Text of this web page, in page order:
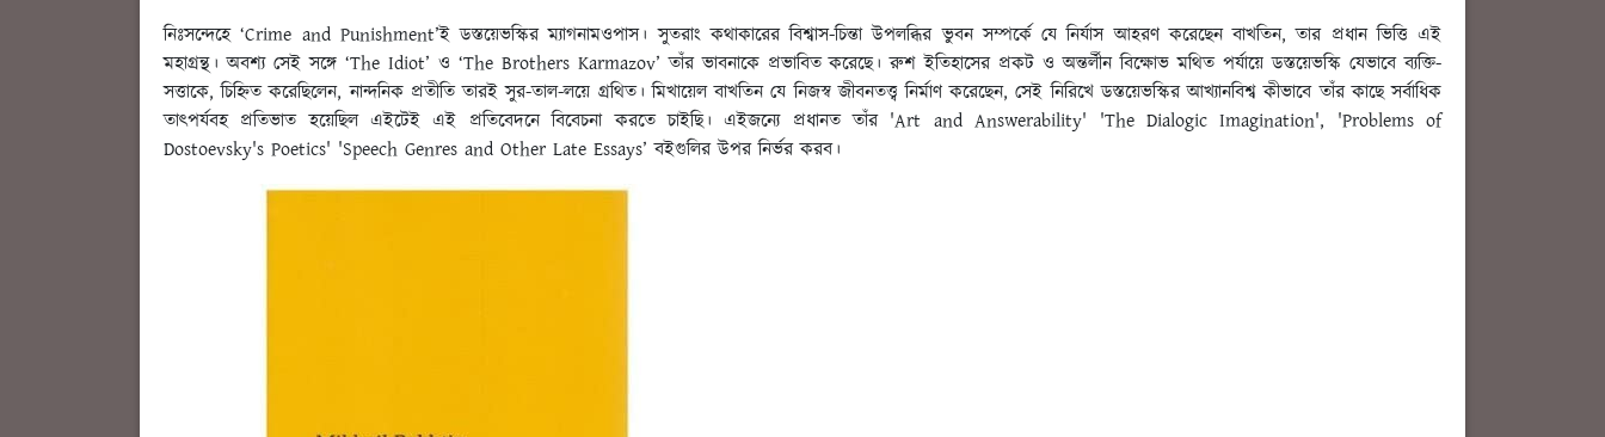
নিঃসন্দেহে ‘Crime and Punishment’ই ডস্তয়েভস্কির ম্যাগনামওপাস। সুতরাং কথাকারের বিশ্বাস-চিন্তা উপলব্ধির ভুবন সম্পর্কে যে নির্যাস আহরণ করেছেন বাখতিন, তার প্রধান ভিত্তি এই
মহাগ্রন্থ। অবশ্য সেই সঙ্গে ‘The Idiot’ ও ‘The Brothers Karmazov’ তাঁর ভাবনাকে প্রভাবিত করেছে। রুশ ইতিহাসের প্রকট ও অন্তর্লীন বিক্ষোভ মথিত পর্যায়ে ডস্তয়েভস্কি যেভাবে ব্যক্তি-
সত্তাকে, চিহ্নিত করেছিলেন, নান্দনিক প্রতীতি তারই সুর-তাল-লয়ে গ্রথিত। মিখায়েল বাখতিন যে নিজস্ব জীবনতত্ত্ব নির্মাণ করেছেন, সেই নিরিখে ডস্তয়েভস্কির আখ্যানবিশ্ব কীভাবে তাঁর কাছে সর্বাধিক
তাৎপর্যবহ প্রতিভাত হয়েছিল এইটেই এই প্রতিবেদনে বিবেচনা করতে চাইছি। এইজন্যে প্রধানত তাঁর 'Art and Answerability' 'The Dialogic Imagination', 'Problems of
Dostoevsky's Poetics' 'Speech Genres and Other Late Essays’ বইগুলির উপর নির্ভর করব।